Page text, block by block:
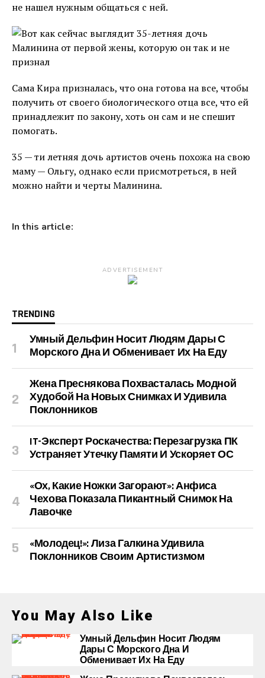
не нашел нужным общаться с ней.
Сама Кира призналась, что она готова на все, чтобы
получить от своего биологического отца все, что ей
принадлежит по закону, хоть он сам и не спешит
помогать.
35 — ти летняя дочь артистов очень похожа на свою
маму — Ольгу, однако если присмотреться, в ней
можно найти и черты Малинина.
In this article:
ADVERTISEMENT
TRENDING
Умный Дельфин Носит Людям Дары С
Морского Дна И Обменивает Их На Еду
Жена Преснякова Похвасталась Модной
Худобой На Новых Снимках И Удивила
Поклонников
IT-Эксперт Роскачества: Перезагрузка ПК
Устраняет Утечку Памяти И Ускоряет ОС
«Ох, Какие Ножки Загорают»: Анфиса
Чехова Показала Пикантный Снимок На
Лавочке
«Молодец!»: Лиза Галкина Удивила
Поклонников Своим Артистизмом
You May Also Like
Умный Дельфин Носит Людям
Дары С Морского Дна И
Обменивает Их На Еду